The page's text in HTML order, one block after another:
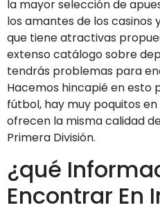
la mayor selección de
los amantes de los
que tiene atractivas
extenso catálogo sobre
tendrás problemas para
Hacemos hincapié en esto
fútbol, ​​hay muy poquitos
ofrecen la misma calidad
Primera División.
¿qué
Encontrar En